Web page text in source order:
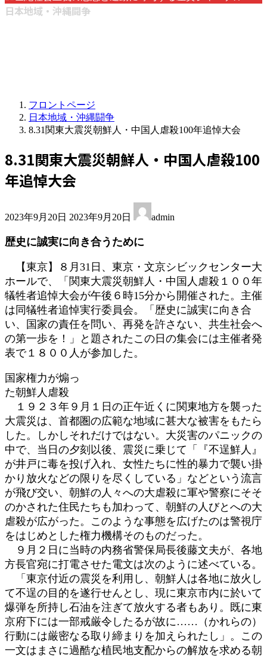
日本地域・沖縄闘争
フロントページ
日本地域・沖縄闘争
8.31関東大震災朝鮮人・中国人虐殺100年追悼大会
8.31関東大震災朝鮮人・中国人虐殺100
年追悼大会
2023年9月20日 終
新
時
:
2023年9月20日 admin
歴史に誠実に向き合うために
【東京】８月31日、東京・文京シビックセンター大
ホールで、「関東大震災朝鮮人・中国人虐殺１００年
犠牲者追悼大会が午後６時15分から開催された。主催
は同犠牲者追悼実行委員会。「歴史に誠実に向き合
い、国家の責任を問い、再発を許さない、共生社会へ
の第一歩を！」と題されたこの日の集会には主催者発
表で１８００人が参加した。
国家権力が煽っ
た朝鮮人虐殺
１９２３年９月１日の正午近くに関東地方を襲った
大震災は、首都圏の広範な地域に甚大な被害をもたら
した。しかしそれだけではない。大災害のパニックの
中で、当日の夕刻以後、震災に乗じて「『不逞鮮人』
が井戸に毒を投げ入れ、女性たちに性的暴力で襲い掛
かり放火などの限りを尽くしている」などという流言
が飛び交い、朝鮮の人々への大虐殺に軍や警察にそそ
のかされた住民たちも加わって、朝鮮の人びとへの大
虐殺が広がった。このような事態を広げたのは警視庁
をはじめとした権力機構そのものだった。
９月２日に当時の内務省警保局長後藤文夫が、各地
方長官宛に打電させた電文は次のように述べている。
「東京付近の震災を利用し、朝鮮人は各地に放火し
て不逞の目的を遂行せんとし、現に東京市内に於いて
爆弾を所持し石油を注ぎて放火する者もあり。既に東
京府下には一部戒厳令したるが故に……（かれらの）
行動には厳密なる取り締まりを加えられたし」。この
一文はまさに過酷な植民地支配からの解放を求める朝